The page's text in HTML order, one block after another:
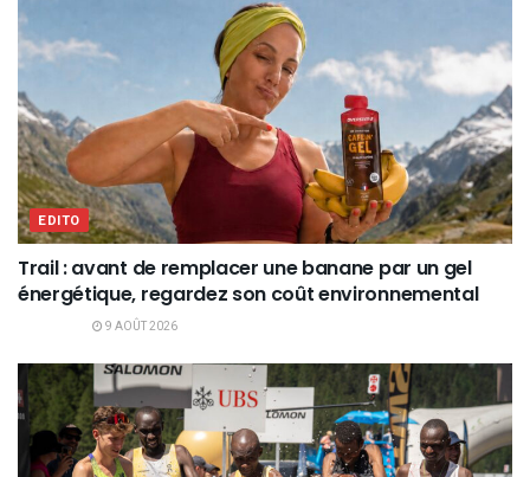
EDITO
Trail : avant de remplacer une banane par un gel
énergétique, regardez son coût environnemental
9 AOÛT 2026